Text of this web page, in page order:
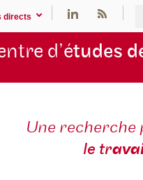
directs
d’études
Une recherche
le tr